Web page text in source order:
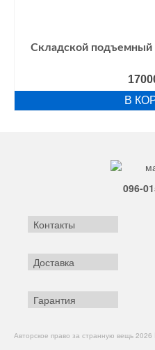
Складской подъемный
В
096-
Контакты
Доставка
Гарантия
Авторское право за странную вещь 2026